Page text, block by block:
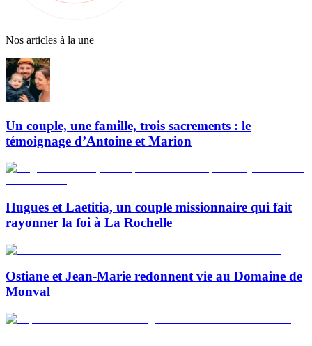
Nos articles à la une
Un couple, une famille, trois sacrements : le
témoignage d’Antoine et Marion
Hugues et Laetitia, un couple missionnaire qui fait
rayonner la foi à La Rochelle
Ostiane et Jean-Marie redonnent vie au Domaine de
Monval